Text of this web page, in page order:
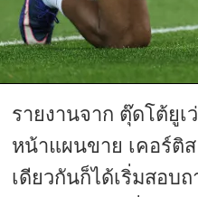
รายงานจาก ตุ๊ดโต้ยูเ
หน้าแผนขาย เคอร์ติ
เดียวกันก็ได้เริ่มสอบ